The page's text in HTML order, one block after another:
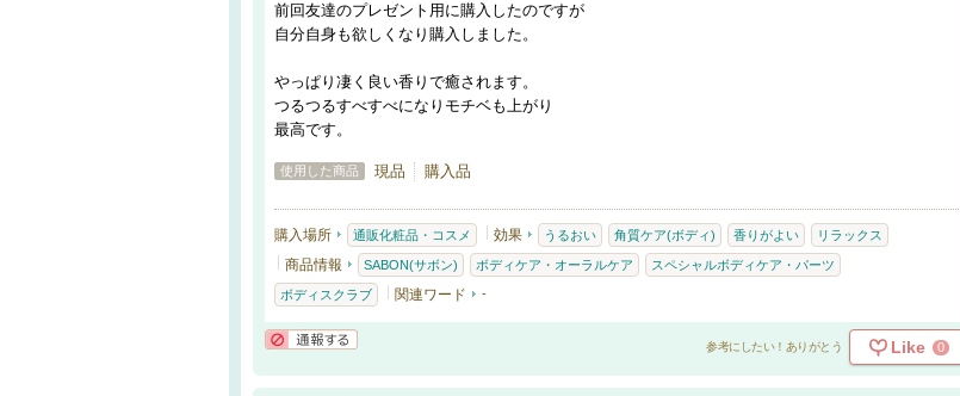
前回友達のプレゼント用に購入したのですが
自分自身も欲しくなり購入しました。
やっぱり凄く良い香りで癒されます。
つるつるすべすべになりモチベも上がり
最高です。
使用した商品 現品 購入品
購入場所 通販化粧品・コスメ 効果 うるおい 角質ケア(ボディ) 香りがよい リラックス
商品情報 SABON(サボン) ボディケア・オーラルケア スペシャルボディケア・パーツ
ボディスクラブ 関連ワード -
参考にしたい！ありがとう Like 0